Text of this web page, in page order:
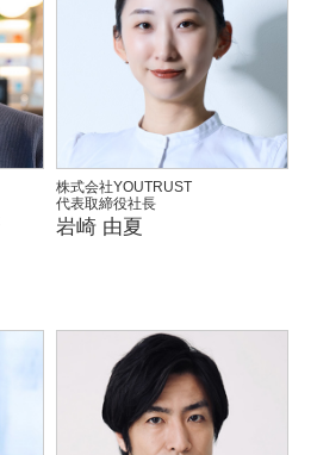
株式会社YOUTRUST
代表取締役社長
岩崎 由夏